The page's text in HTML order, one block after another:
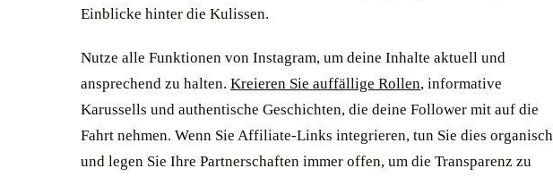
Einblicke hinter die Kulissen.
Nutze alle Funktionen von Instagram, um deine Inhalte aktuell und
ansprechend zu halten. Kreieren Sie auffällige Rollen, informative
Karussells und authentische Geschichten, die deine Follower mit auf die
Fahrt nehmen. Wenn Sie Affiliate-Links integrieren, tun Sie dies organisch
und legen Sie Ihre Partnerschaften immer offen, um die Transparenz zu